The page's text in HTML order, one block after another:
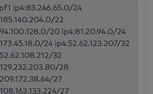
ip4:83.246.65.0/24
22
20 ip4:81.20.94.0/24
24 ip4:52.62.123.207/32
32
28
27
27